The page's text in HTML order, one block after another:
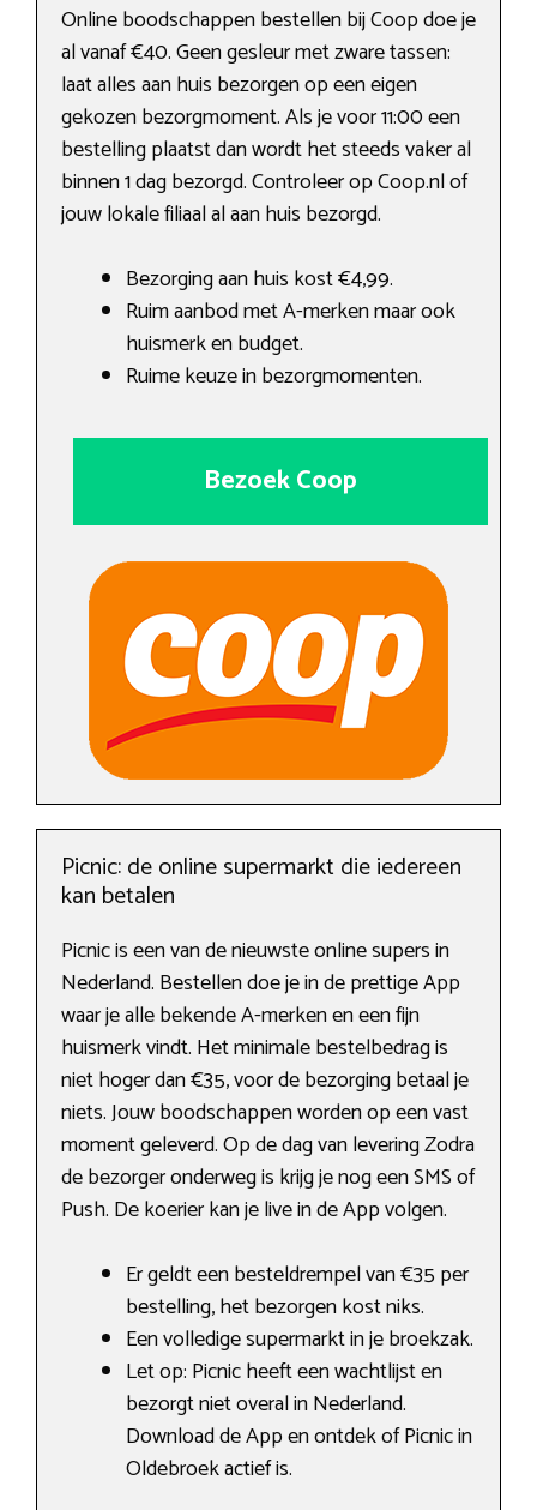
Online boodschappen bestellen bij Coop doe je
al vanaf €40. Geen gesleur met zware tassen:
laat alles aan huis bezorgen op een eigen
gekozen bezorgmoment. Als je voor 11:00 een
bestelling plaatst dan wordt het steeds vaker al
binnen 1 dag bezorgd. Controleer op Coop.nl of
jouw lokale filiaal al aan huis bezorgd.
Bezorging aan huis kost €4,99.
Ruim aanbod met A-merken maar ook
huismerk en budget.
Ruime keuze in bezorgmomenten.
Bezoek Coop
Picnic: de online supermarkt die iedereen
kan betalen
Picnic is een van de nieuwste online supers in
Nederland. Bestellen doe je in de prettige App
waar je alle bekende A-merken en een fijn
huismerk vindt. Het minimale bestelbedrag is
niet hoger dan €35, voor de bezorging betaal je
niets. Jouw boodschappen worden op een vast
moment geleverd. Op de dag van levering Zodra
de bezorger onderweg is krijg je nog een SMS of
Push. De koerier kan je live in de App volgen.
Er geldt een besteldrempel van €35 per
bestelling, het bezorgen kost niks.
Een volledige supermarkt in je broekzak.
Let op: Picnic heeft een wachtlijst en
bezorgt niet overal in Nederland.
Download de App en ontdek of Picnic in
Oldebroek actief is.